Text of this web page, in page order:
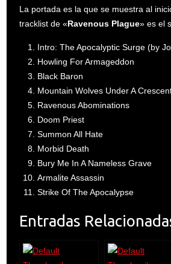
La portada es la que se muestra al
tracklist de «Ravenous Plague» es el
Intro: The Apocalyptic Surge (by
Howling For Armageddon
Black Baron
Mountain Wolves Under A
Ravenous Abominations
Doom Priest
Summon All Hate
Morbid Death
Bury Me In A Nameless Grave
Armalite Assassin
Strike Of The Apocalypse
Entradas